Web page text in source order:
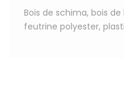
Bois de schima, bois de
feutrine polyester,